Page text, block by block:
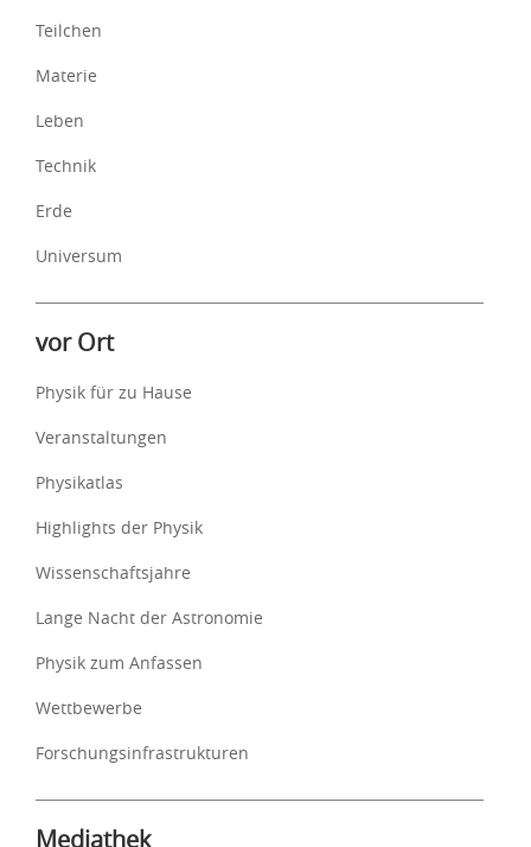
Teilchen
Materie
Leben
Technik
Erde
Universum
vor Ort
Physik für zu Hause
Veranstaltungen
Physikatlas
Highlights der Physik
Wissenschaftsjahre
Lange Nacht der Astronomie
Physik zum Anfassen
Wettbewerbe
Forschungsinfrastrukturen
Mediathek